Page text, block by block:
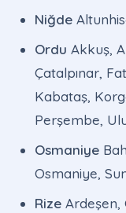
Niğde
Ordu Akkuş,
Çatalpınar,
Kabataş,
Perşembe,
Osmaniye
Osmaniye,
Rize Ardeşen,